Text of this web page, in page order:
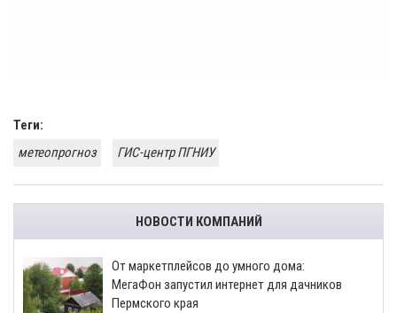
Теги:
метеопрогноз
ГИС-центр ПГНИУ
НОВОСТИ КОМПАНИЙ
От маркетплейсов до умного дома:
МегаФон запустил интернет для дачников
Пермского края